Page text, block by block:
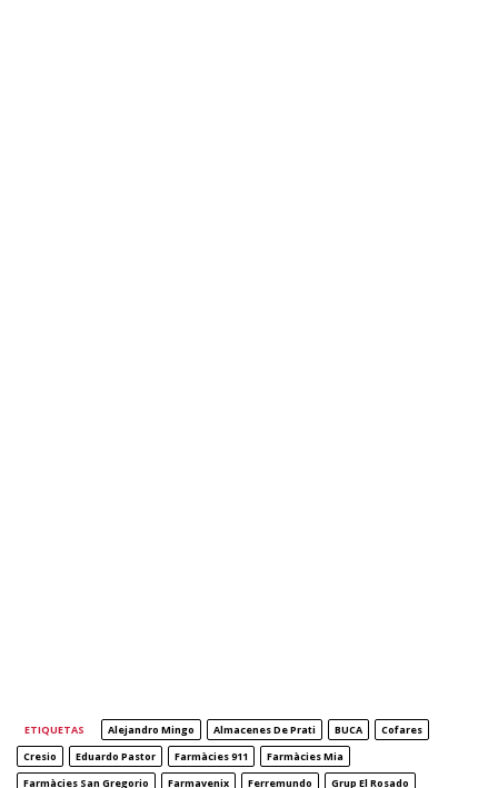
ETIQUETAS Alejandro Mingo Almacenes De Prati BUCA
Cofares
Cresio
Eduardo Pastor Farmàcies 911
Farmàcies Mia
Farmàcies San Gregorio
Farmavenix Ferremundo Grup El Rosado